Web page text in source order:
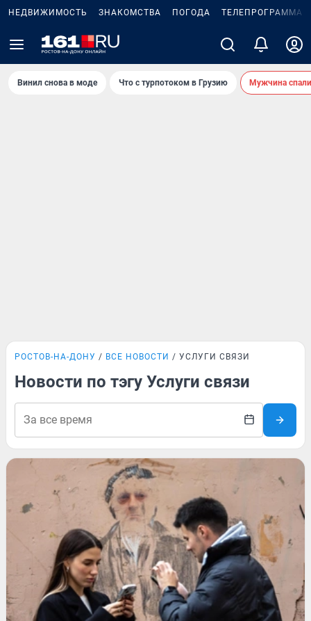
НЕДВИЖИМОСТЬ ЗНАКОМСТВА ПОГОДА ТЕЛЕПРОГРАММА
Винил снова в моде Что с турпотоком в Грузию Мужчина
РОСТОВ-НА-ДОНУ ВСЕ НОВОСТИ УСЛУГИ СВЯЗИ
Новости по тэгу Услуги связи